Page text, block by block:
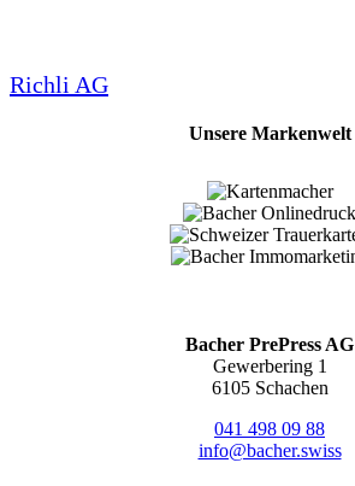
Richli AG
Unsere Markenwelt
Bacher PrePress AG
Gewerbering 1
6105 Schachen
041 498 09 88
info@bacher.swiss